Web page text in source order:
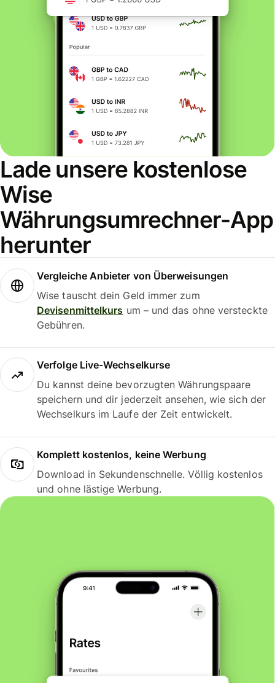
Lade unsere kostenlose
Wise
Währungsumrechner-App
herunter
Vergleiche Anbieter von Überweisungen
Wise tauscht dein Geld immer zum
Devisenmittelkurs um – und das ohne versteckte
Gebühren.
Verfolge Live-Wechselkurse
Du kannst deine bevorzugten Währungspaare
speichern und dir jederzeit ansehen, wie sich der
Wechselkurs im Laufe der Zeit entwickelt.
Komplett kostenlos, keine Werbung
Download in Sekundenschnelle. Völlig kostenlos
und ohne lästige Werbung.